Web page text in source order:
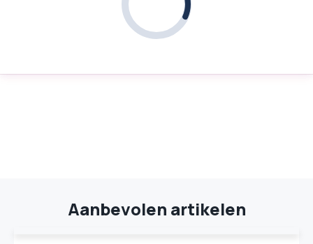
Aanbevolen artikelen